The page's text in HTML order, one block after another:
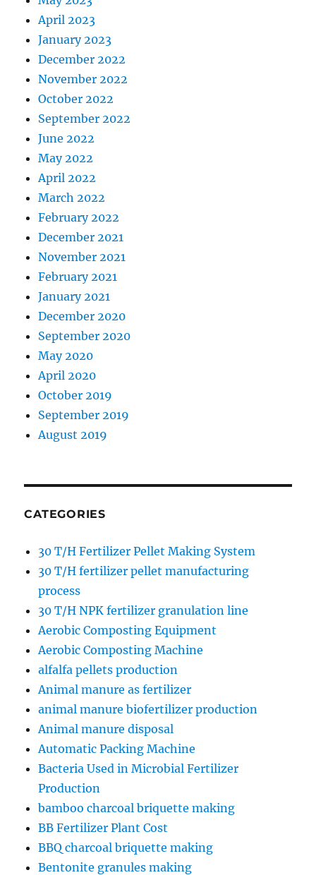
April 2023
January 2023
December 2022
November 2022
October 2022
September 2022
June 2022
May 2022
April 2022
March 2022
February 2022
December 2021
November 2021
February 2021
January 2021
December 2020
September 2020
May 2020
April 2020
October 2019
September 2019
August 2019
CATEGORIES
30 T/H Fertilizer Pellet Making System
30 T/H fertilizer pellet manufacturing
process
30 T/H NPK fertilizer granulation line
Aerobic Composting Equipment
Aerobic Composting Machine
alfalfa pellets production
Animal manure as fertilizer
animal manure biofertilizer production
Animal manure disposal
Automatic Packing Machine
Bacteria Used in Microbial Fertilizer
Production
bamboo charcoal briquette making
BB Fertilizer Plant Cost
BBQ charcoal briquette making
Bentonite granules making